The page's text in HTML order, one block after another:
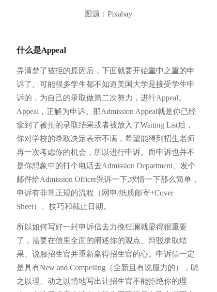
图源：Pixabay
什么是Appeal
弄清楚了被拒的原因后，下面就要开始重中之重的申
诉了。可能很多学生都不知道美国大学是接受学生申
诉的，为自己的录取做第二次努力，进行Appeal。
Appeal，正解为申诉。那Admission Appeal就是你已经
拿到了被拒的录取结果或者被放入了Waiting List后，
你对学校的录取决定表示不满，希望能得到招生老师
再一次考虑你的机会，所以进行申诉。而申诉也并不
是你想象中的打个电话去Admission Department、发个
邮件给Admission Officer哭诉一下,求情一下那么简单，
申诉有非常正规的流程（网申/纸质邮寄+Cover
Sheet）、技巧和截止日期。
所以如何写好一封申诉信去力挽狂澜就显得很重要
了，需要在信里全面的阐述你的观点、辩驳录取结
果、说服招生官并重新赢得招生官的心。申诉信一定
是具有New and Compelling（全新且有说服力的），晓
之以理、动之以情地写出让招生官不能拒绝你的理